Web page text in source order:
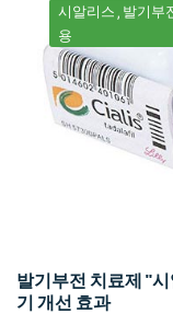
시알리스 발기부
용
발기부전 치료제 "
기 개선 효과